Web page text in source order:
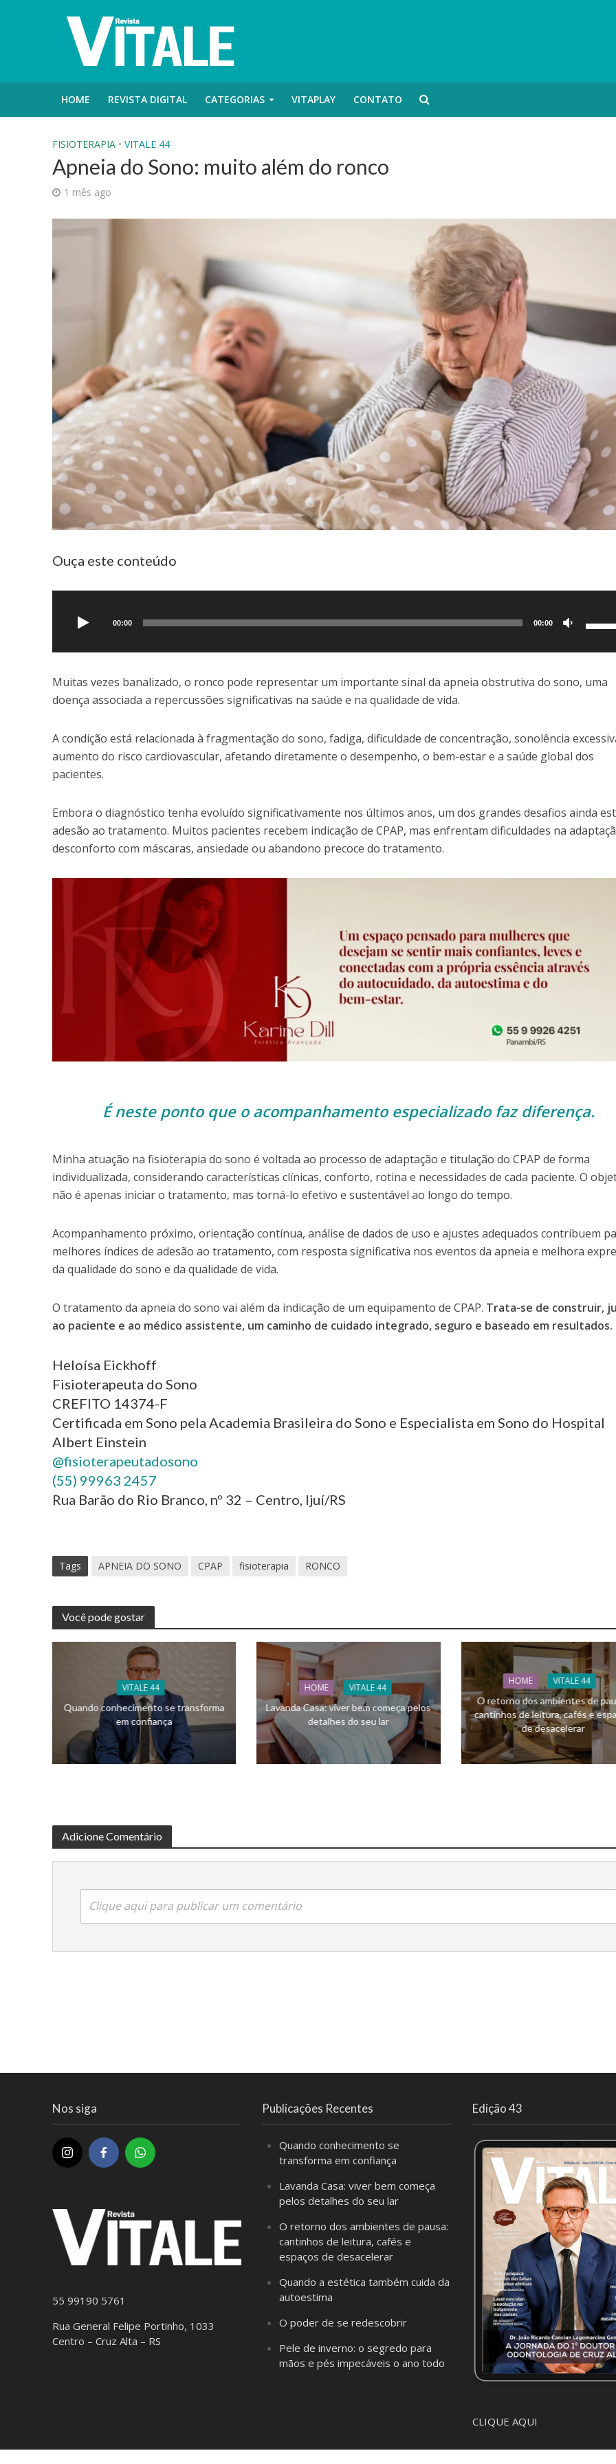
HOME REVISTA DIGITAL CATEGORIAS VITAPLAY CONTATO
FISIOTERAPIA • VITALE 44
Apneia do Sono: muito além do ronco
1 mês ago
Ouça este conteúdo
áudio
00:00 00:00
setas
baixo
para
o
Muitas vezes banalizado, o ronco pode representar um importante sinal da apneia obstrutiva do sono, uma
doença associada a repercussões significativas na saúde e na qualidade de vida.
A condição está relacionada à fragmentação do sono, fadiga, dificuldade de concentração, sonolência
aumento do risco cardiovascular, afetando diretamente o desempenho, o bem-estar e a saúde global dos
pacientes.
Embora o diagnóstico tenha evoluído significativamente nos últimos anos, um dos grandes desafios ainda
adesão ao tratamento. Muitos pacientes recebem indicação de CPAP, mas enfrentam dificuldades na
desconforto com máscaras, ansiedade ou abandono precoce do tratamento.
É neste ponto que o acompanhamento especializado faz diferença.
Minha atuação na fisioterapia do sono é voltada ao processo de adaptação e titulação do CPAP de forma
individualizada, considerando características clínicas, conforto, rotina e necessidades de cada paciente. O
não é apenas iniciar o tratamento, mas torná-lo efetivo e sustentável ao longo do tempo.
Acompanhamento próximo, orientação contínua, análise de dados de uso e ajustes adequados contribuem
melhores índices de adesão ao tratamento, com resposta significativa nos eventos da apneia e melhora
da qualidade do sono e da qualidade de vida.
O tratamento da apneia do sono vai além da indicação de um equipamento de CPAP. Trata-se de construir,
ao paciente e ao médico assistente, um caminho de cuidado integrado, seguro e baseado em resultados.
Heloísa Eickhoff
Fisioterapeuta do Sono
CREFITO 14374-F
Certificada em Sono pela Academia Brasileira do Sono e Especialista em Sono do Hospital
Albert Einstein
@fisioterapeutadosono
(55) 99963 2457
Rua Barão do Rio Branco, nº 32 – Centro, Ijuí/RS
Tags APNEIA DO SONO CPAP fisioterapia RONCO
Você pode gostar
VITALE 44
Quando conhecimento se transforma
em confiança
HOME
VITALE 44
Lavanda Casa: viver bem começa pelos
detalhes do seu lar
HOME
VITALE 44
O retorno dos ambientes de
cantinhos de leitura, cafés e
de desacelerar
Adicione Comentário
Clique aqui para publicar um comentário
Nos siga
55 99190 5761
Rua General Felipe Portinho, 1033
Centro – Cruz Alta – RS
Publicações Recentes
Quando conhecimento se
transforma em confiança
Lavanda Casa: viver bem começa
pelos detalhes do seu lar
O retorno dos ambientes de pausa:
cantinhos de leitura, cafés e
espaços de desacelerar
Quando a estética também cuida da
autoestima
O poder de se redescobrir
Pele de inverno: o segredo para
mãos e pés impecáveis o ano todo
Edição 43
CLIQUE AQUI